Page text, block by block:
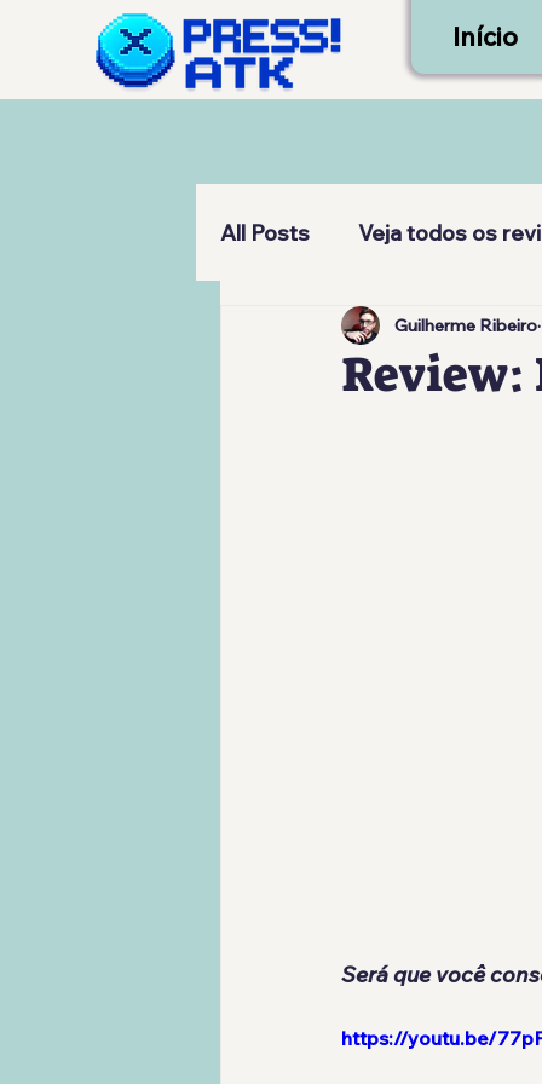
Início
All Posts Veja todos os
Review:
Guilherme Ribeiro
Será que você
https://youtu.be/